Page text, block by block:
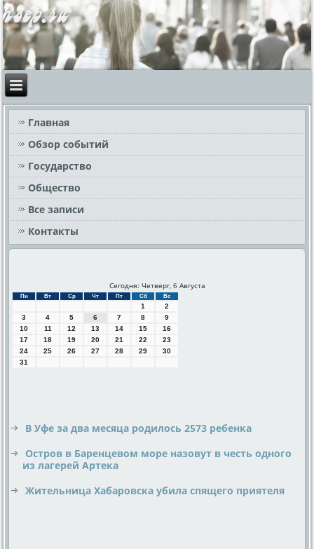
Главная
Обзор событий
Государство
Общество
Все записи
Контакты
Сегодня: Четверг, 6 Августа
Пн Вт Ср Чт Пт Сб Вс
1
2
3
4 5 6 7 8
9
10
11 12 13 14 15
16
17
18 19 20 21 22
23
24
25 26 27 28 29
30
31
В Уфе за два месяца родилось 2573 ребенка
Остров в Баренцевом море назовут в честь одного
из лагерей Артека
Жительница Хабаровска убила спящего приятеля